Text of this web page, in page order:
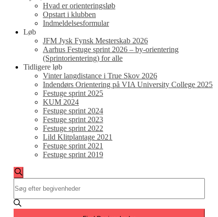
Hvad er orienteringsløb
Opstart i klubben
Indmeldelsesformular
Løb
JFM Jysk Fynsk Mesterskab 2026
Aarhus Festuge sprint 2026 – by-orientering
(Sprintorientering) for alle
Tidligere løb
Vinter langdistance i True Skov 2026
Indendørs Orientering på VIA University College 2025
Festuge sprint 2025
KUM 2024
Festuge sprint 2024
Festuge sprint 2023
Festuge sprint 2022
Lild Klitplantage 2021
Festuge sprint 2021
Festuge sprint 2019
Begivenheder
Begivenheder
Søgning
og
visninger
Søg
efter
nøgleord.
Søg
efter